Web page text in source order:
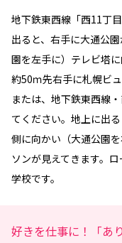
地下鉄東西線「西11丁
出ると、右手に大通公
園を左手に）テレビ塔
約50ｍ先右手に札幌ビ
または、地下鉄東西線
てください。地上に出
側に向かい（大通公園
ソンが見えてきます。
学校です。
好きを仕事に！「あ